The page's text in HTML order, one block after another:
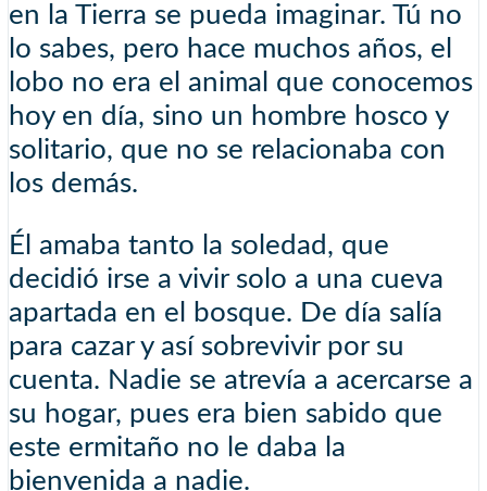
en la Tierra se pueda imaginar. Tú no
lo sabes, pero hace muchos años, el
lobo no era el animal que conocemos
hoy en día, sino un hombre hosco y
solitario, que no se relacionaba con
los demás.
Él amaba tanto la soledad, que
decidió irse a vivir solo a una cueva
apartada en el bosque. De día salía
para cazar y así sobrevivir por su
cuenta. Nadie se atrevía a acercarse a
su hogar, pues era bien sabido que
este ermitaño no le daba la
bienvenida a nadie.